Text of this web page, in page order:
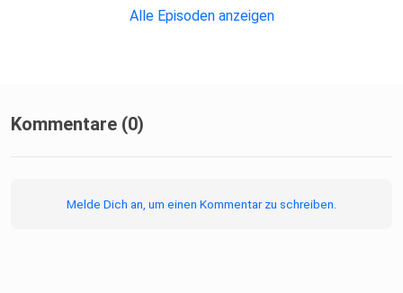
das echte Leben hinter Social Media. Ungefiltert eben.
Alle Episoden anzeigen
Kommentare (0)
Melde Dich an, um einen Kommentar zu schreiben.